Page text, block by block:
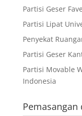
Partisi Geser
Partisi Lipat
Penyekat
Partisi Geser
Partisi Movable
Indonesia
Pemasangan